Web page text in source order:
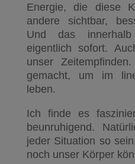
Energie, die diese
andere sichtbar,
Und das
eigentlich sofort.
unser
gemacht, um im
leben.
Ich finde es
beunruhigend.
jeder Situation so
noch unser Körper